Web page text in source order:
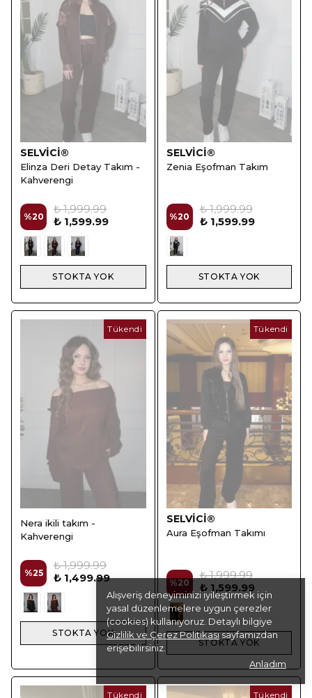
Alışveriş deneyiminizi iyileştirmek için
yasal düzenlemelere uygun çerezler
(cookies) kullanıyoruz. Detaylı bilgiye
Gizlilik ve Çerez Politikasısayfamızdan
erişebilirsiniz.
Anladım
SELVİCİ®
Elinza Deri Detay Takım -
Kahverengi
%20
₺ 1,999.99
₺ 1,599.99
STOKTA YOK
SELVİCİ®
Zenia Eşofman Takım
%20
₺ 1,999.99
₺ 1,599.99
STOKTA YOK
Tükendi
Nera ikili takım -
Kahverengi
%25
₺ 1,999.99
₺ 1,499.99
STOKTA YOK
Tükendi
SELVİCİ®
Aura Eşofman Takımı
%20
₺ 1,999.99
₺ 1,599.99
STOKTA YOK
Tükendi Tükendi